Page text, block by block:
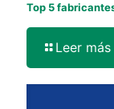
Top 5
Leer más